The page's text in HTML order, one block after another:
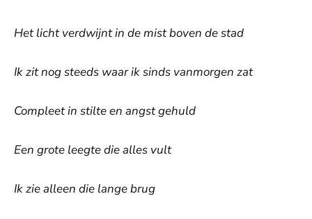
Het licht verdwijnt in de mist boven de stad
Ik zit nog steeds waar ik sinds vanmorgen zat
Compleet in stilte en angst gehuld
Een grote leegte die alles vult
Ik zie alleen die lange brug